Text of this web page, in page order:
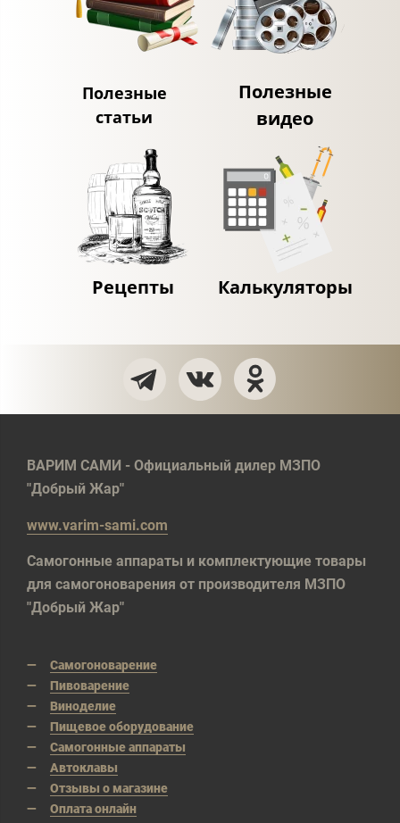
Полезные
статьи
Полезные
видео
Рецепты Калькуляторы
ВАРИМ САМИ - Официальный дилер МЗПО
"Добрый Жар"
www.varim-sami.com
Самогонные аппараты и комплектующие товары
для самогоноварения от производителя МЗПО
"Добрый Жар"
Самогоноварение
Пивоварение
Виноделие
Пищевое оборудование
Самогонные аппараты
Автоклавы
Отзывы о магазине
Оплата онлайн